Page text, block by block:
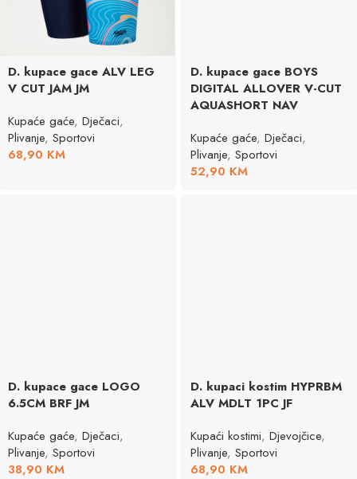
D. kupace gace ALV LEG
V CUT JAM JM
Kupaće gaće, Dječaci,
Plivanje, Sportovi
68,90 KM
D. kupace gace BOYS
DIGITAL ALLOVER V-CUT
AQUASHORT NAV
Kupaće gaće, Dječaci,
Plivanje, Sportovi
52,90 KM
D. kupace gace LOGO
6.5CM BRF JM
Kupaće gaće, Dječaci,
Plivanje, Sportovi
38,90 KM
D. kupaci kostim HYPRBM
ALV MDLT 1PC JF
Kupaći kostimi, Djevojčice,
Plivanje, Sportovi
68,90 KM